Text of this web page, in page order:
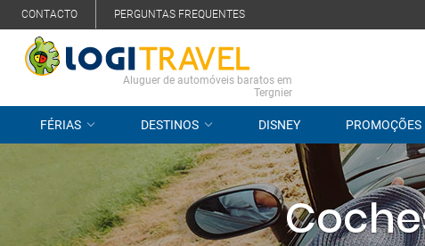
CONTACTO PERGUNTAS FREQUENTES
Aluguer de automóveis baratos em
Tergnier
FÉRIAS DESTINOS DISNEY PROMOÇÕES